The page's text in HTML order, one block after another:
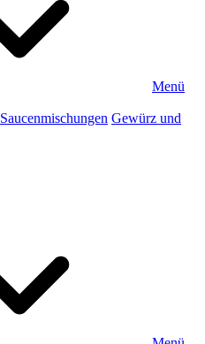
Menü
Saucenmischungen Gewürz und